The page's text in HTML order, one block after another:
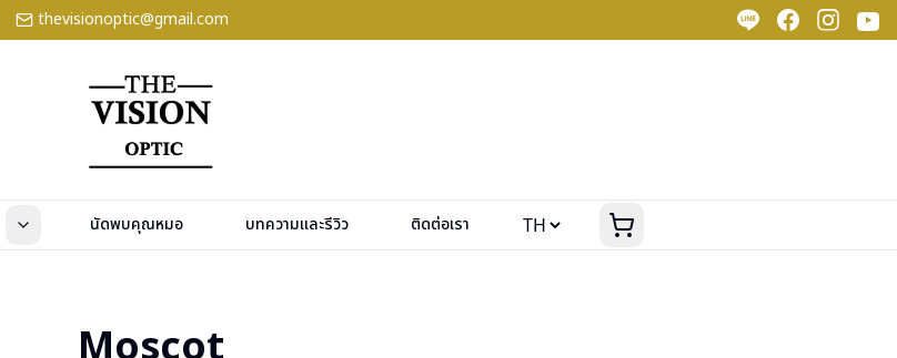
thevisionoptic@gmail.com
นัดพบคุณหมอ บทความและรีวิว ติดต่อเรา